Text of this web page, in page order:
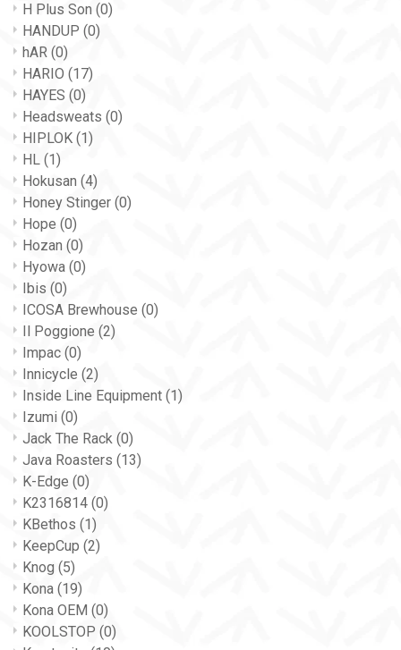
H Plus Son (0)
HANDUP (0)
hAR (0)
HARIO (17)
HAYES (0)
Headsweats (0)
HIPLOK (1)
HL (1)
Hokusan (4)
Honey Stinger (0)
Hope (0)
Hozan (0)
Hyowa (0)
Ibis (0)
ICOSA Brewhouse (0)
Il Poggione (2)
Impac (0)
Innicycle (2)
Inside Line Equipment (1)
Izumi (0)
Jack The Rack (0)
Java Roasters (13)
K-Edge (0)
K2316814 (0)
KBethos (1)
KeepCup (2)
Knog (5)
Kona (19)
Kona OEM (0)
KOOLSTOP (0)